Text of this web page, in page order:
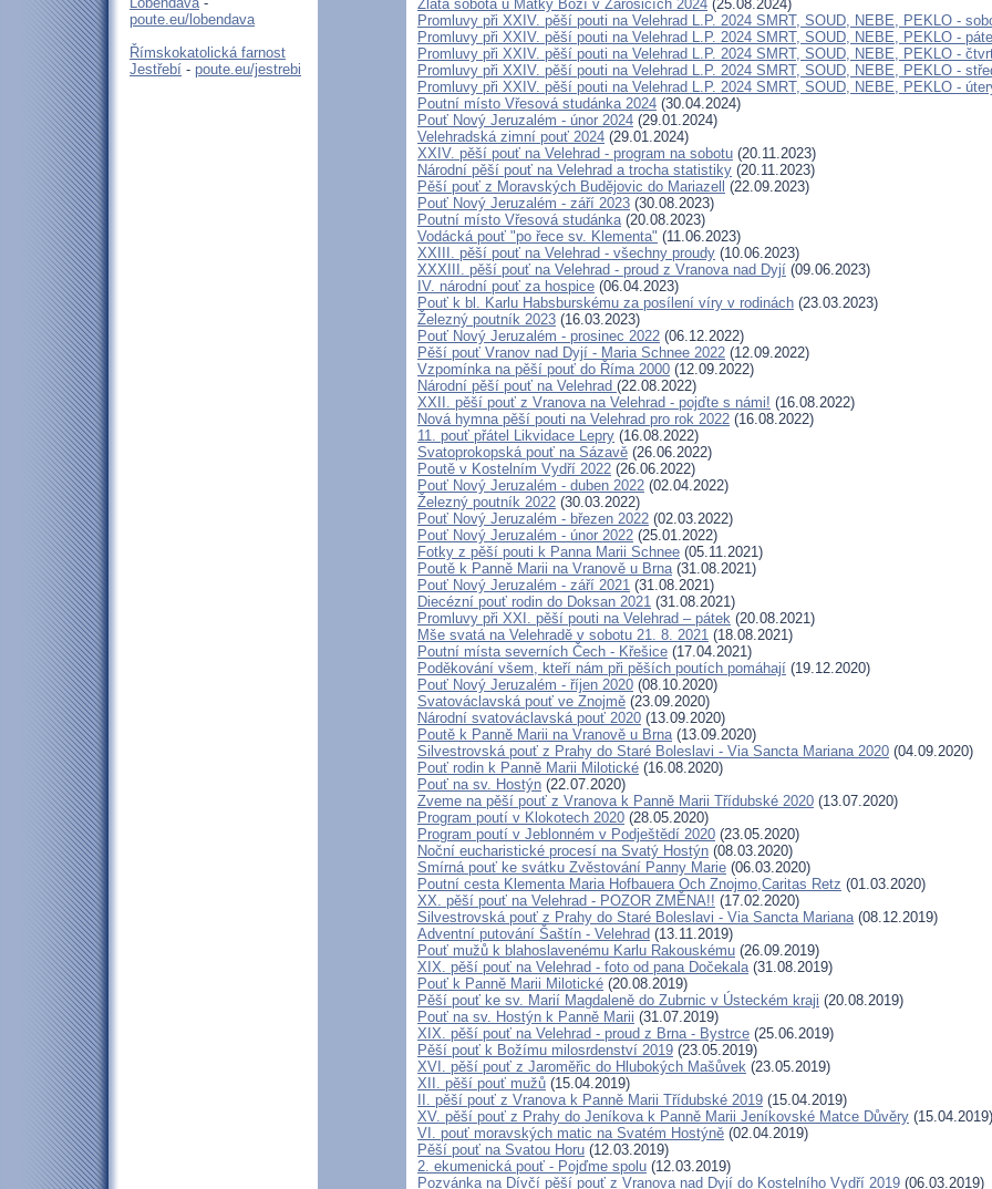
poute.eu/lobendava
Římskokatolická farnost
Jestřebí - poute.eu/jestrebi
Zlatá sobota u Matky Boží v Žarošicích 2024 (25.08.2024)
Promluvy při XXIV. pěší pouti na Velehrad L.P. 2024 SMRT, SOUD, NEBE, PEKLO -
Promluvy při XXIV. pěší pouti na Velehrad L.P. 2024 SMRT, SOUD, NEBE, PEKLO -
Promluvy při XXIV. pěší pouti na Velehrad L.P. 2024 SMRT, SOUD, NEBE, PEKLO -
Promluvy při XXIV. pěší pouti na Velehrad L.P. 2024 SMRT, SOUD, NEBE, PEKLO -
Promluvy při XXIV. pěší pouti na Velehrad L.P. 2024 SMRT, SOUD, NEBE, PEKLO -
Poutní místo Vřesová studánka 2024 (30.04.2024)
Pouť Nový Jeruzalém - únor 2024 (29.01.2024)
Velehradská zimní pouť 2024 (29.01.2024)
XXIV. pěší pouť na Velehrad - program na sobotu (20.11.2023)
Národní pěší pouť na Velehrad a trocha statistiky (20.11.2023)
Pěší pouť z Moravských Budějovic do Mariazell
(22.09.2023)
Pouť Nový Jeruzalém - září 2023 (30.08.2023)
Poutní místo Vřesová studánka(20.08.2023)
Vodácká pouť "po řece sv. Klementa" (11.06.2023)
XXIII. pěší pouť na Velehrad - všechny proudy (10.06.2023)
XXXIII. pěší pouť na Velehrad - proud z Vranova nad Dyjí (09.06.2023)
IV. národní pouť za hospice (06.04.2023)
Pouť k bl. Karlu Habsburskému za posílení víry v rodinách (23.03.2023)
Železný poutník 2023 (16.03.2023)
Pouť Nový Jeruzalém - prosinec 2022 (06.12.2022)
Pěší pouť Vranov nad Dyjí - Maria Schnee 2022 (12.09.2022)
Vzpomínka na pěší pouť do Říma 2000 (12.09.2022)
Národní pěší pouť na Velehrad (22.08.2022)
XXII. pěší pouť z Vranova na Velehrad - pojďte s námi! (16.08.2022)
Nová hymna pěší pouti na Velehrad pro rok 2022 (16.08.2022)
11. pouť přátel Likvidace Lepry (16.08.2022)
Svatoprokopská pouť na Sázavě (26.06.2022)
Poutě v Kostelním Vydří 2022 (26.06.2022)
Pouť Nový Jeruzalém - duben 2022 (02.04.2022)
Železný poutník 2022 (30.03.2022)
Pouť Nový Jeruzalém - březen 2022 (02.03.2022)
Pouť Nový Jeruzalém - únor 2022 (25.01.2022)
Fotky z pěší pouti k Panna Marii Schnee (05.11.2021)
Poutě k Panně Marii na Vranově u Brna(31.08.2021)
Pouť Nový Jeruzalém - září 2021 (31.08.2021)
Diecézní pouť rodin do Doksan 2021 (31.08.2021)
Promluvy při XXI. pěší pouti na Velehrad – pátek (20.08.2021)
Mše svatá na Velehradě v sobotu 21. 8. 2021 (18.08.2021)
Poutní místa severních Čech - Křešice (17.04.2021)
Poděkování všem, kteří nám při pěších poutích pomáhají (19.12.2020)
Pouť Nový Jeruzalém - říjen 2020 (08.10.2020)
Svatováclavská pouť ve Znojmě (23.09.2020)
Národní svatováclavská pouť 2020 (13.09.2020)
Poutě k Panně Marii na Vranově u Brna(13.09.2020)
Silvestrovská pouť z Prahy do Staré Boleslavi - Via Sancta Mariana 2020 (04.09.2020)
Pouť rodin k Panně Marii Milotické (16.08.2020)
Pouť na sv. Hostýn (22.07.2020)
Zveme na pěší pouť z Vranova k Panně Marii Třídubské 2020 (13.07.2020)
Program poutí v Klokotech 2020 (28.05.2020)
Program poutí v Jeblonném v Podještědí 2020 (23.05.2020)
Noční eucharistické procesí na Svatý Hostýn (08.03.2020)
Smírná pouť ke svátku Zvěstování Panny Marie (06.03.2020)
Poutní cesta Klementa Maria Hofbauera Och Znojmo,Caritas Retz (01.03.2020)
XX. pěší pouť na Velehrad - POZOR ZMĚNA!! (17.02.2020)
Silvestrovská pouť z Prahy do Staré Boleslavi - Via Sancta Mariana(08.12.2019)
Adventní putování Šaštín - Velehrad (13.11.2019)
Pouť mužů k blahoslavenému Karlu Rakouskému (26.09.2019)
XIX. pěší pouť na Velehrad - foto od pana Dočekala(31.08.2019)
Pouť k Panně Marii Milotické (20.08.2019)
Pěší pouť ke sv. Marií Magdaleně do Zubrnic v Ústeckém kraji (20.08.2019)
Pouť na sv. Hostýn k Panně Marii (31.07.2019)
XIX. pěší pouť na Velehrad - proud z Brna - Bystrce (25.06.2019)
Pěší pouť k Božímu milosrdenství 2019 (23.05.2019)
XVI. pěší pouť z Jaroměřic do Hlubokých Mašůvek (23.05.2019)
XII. pěší pouť mužů (15.04.2019)
II. pěší pouť z Vranova k Panně Marii Třídubské 2019 (15.04.2019)
XV. pěší pouť z Prahy do Jeníkova k Panně Marii Jeníkovské Matce Důvěry (15.04.2019)
VI. pouť moravských matic na Svatém Hostýně (02.04.2019)
Pěší pouť na Svatou Horu (12.03.2019)
2. ekumenická pouť - Pojďme spolu (12.03.2019)
Pozvánka na Dívčí pěší pouť z Vranova nad Dyjí do Kostelního Vydří 2019 (06.03.2019)